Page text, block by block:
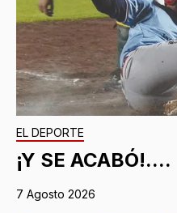
EL DEPORTE
¡Y SE ACABÓ!....
7 Agosto 2026